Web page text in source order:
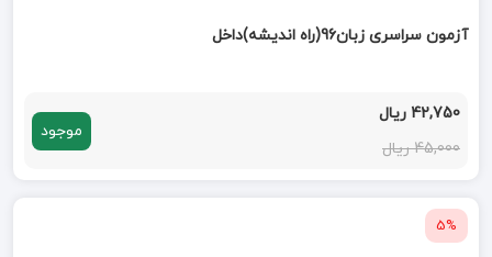
آزمون سراسری زبان96(راه اندیشه)داخل
42,750 ریال
45,000 ریال
موجود
5%